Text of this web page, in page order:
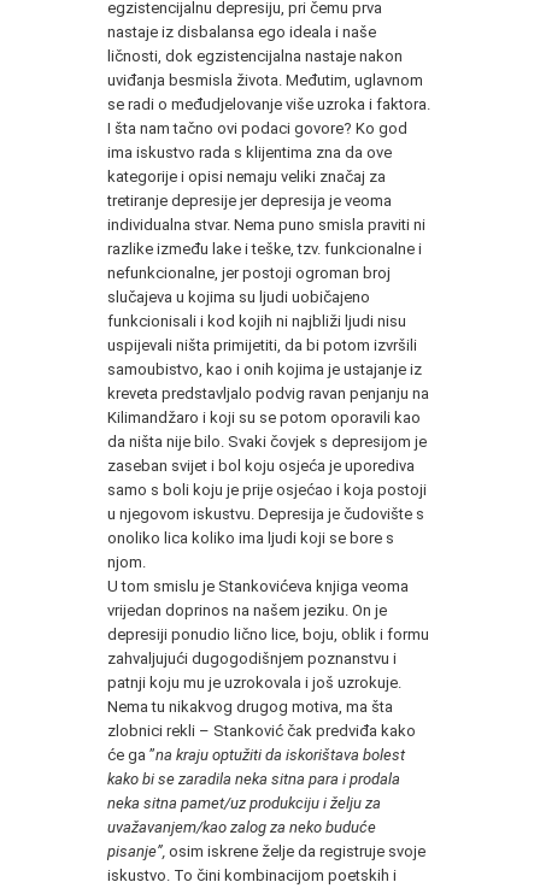
egzistencijalnu depresiju, pri čemu prva
nastaje iz disbalansa ego ideala i naše
ličnosti, dok egzistencijalna nastaje nakon
uviđanja besmisla života. Međutim, uglavnom
se radi o međudjelovanje više uzroka i faktora.
I šta nam tačno ovi podaci govore? Ko god
ima iskustvo rada s klijentima zna da ove
kategorije i opisi nemaju veliki značaj za
tretiranje depresije jer depresija je veoma
individualna stvar. Nema puno smisla praviti ni
razlike između lake i teške, tzv. funkcionalne i
nefunkcionalne, jer postoji ogroman broj
slučajeva u kojima su ljudi uobičajeno
funkcionisali i kod kojih ni najbliži ljudi nisu
uspijevali ništa primijetiti, da bi potom izvršili
samoubistvo, kao i onih kojima je ustajanje iz
kreveta predstavljalo podvig ravan penjanju na
Kilimandžaro i koji su se potom oporavili kao
da ništa nije bilo. Svaki čovjek s depresijom je
zaseban svijet i bol koju osjeća je uporediva
samo s boli koju je prije osjećao i koja postoji
u njegovom iskustvu. Depresija je čudovište s
onoliko lica koliko ima ljudi koji se bore s
njom.
U tom smislu je Stankovićeva knjiga veoma
vrijedan doprinos na našem jeziku. On je
depresiji ponudio lično lice, boju, oblik i formu
zahvaljujući dugogodišnjem poznanstvu i
patnji koju mu je uzrokovala i još uzrokuje.
Nema tu nikakvog drugog motiva, ma šta
zlobnici rekli – Stanković čak predviđa kako
će ga ”na kraju optužiti da iskorištava bolest
kako bi se zaradila neka sitna para i prodala
neka sitna pamet/uz produkciju i želju za
uvažavanjem/kao zalog za neko buduće
pisanje”, osim iskrene želje da registruje svoje
iskustvo. To čini kombinacijom poetskih i